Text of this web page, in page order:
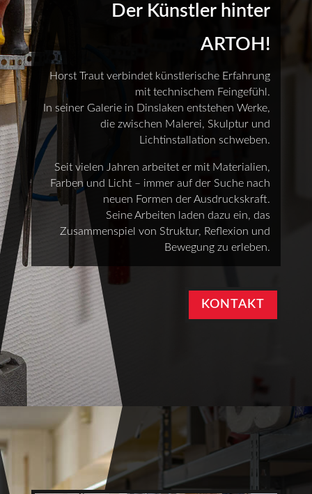
Der Künstler hinter
ARTOH!
Horst Traut verbindet künstlerische Erfahrung
mit technischem Feingefühl.
In seiner Galerie in Dinslaken entstehen Werke,
die zwischen Malerei, Skulptur und
Lichtinstallation schweben.
Seit vielen Jahren arbeitet er mit Materialien,
Farben und Licht – immer auf der Suche nach
neuen Formen der Ausdruckskraft.
Seine Arbeiten laden dazu ein, das
Zusammenspiel von Struktur, Reflexion und
Bewegung zu erleben.
KONTAKT